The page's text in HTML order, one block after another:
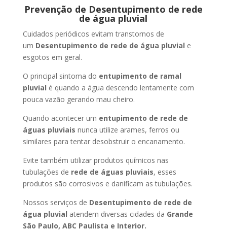
Prevenção de Desentupimento de rede
de água pluvial
Cuidados periódicos evitam transtornos de
um Desentupimento de rede de água pluvial e
esgotos em geral.
O principal sintoma do entupimento de ramal
pluvial é quando a água descendo lentamente com
pouca vazão gerando mau cheiro.
Quando acontecer um entupimento de rede de
águas pluviais nunca utilize arames, ferros ou
similares para tentar desobstruir o encanamento.
Evite também utilizar produtos químicos nas
tubulações de rede de águas pluviais, esses
produtos são corrosivos e danificam as tubulações.
Nossos serviços de Desentupimento de rede de
água pluvial atendem diversas cidades da Grande
São Paulo, ABC Paulista e Interior.